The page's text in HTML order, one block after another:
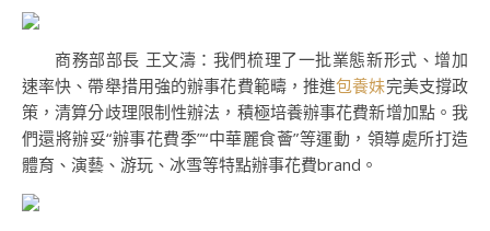
商務部部長 王文濤：我們梳理了一批業態新形式、增加
速率快、帶舉措用強的辦事花費範疇，推進包養妹完美支撐政
策，清算分歧理限制性辦法，積極培養辦事花費新增加點。我
們還將辦妥“辦事花費季”“中華麗食薈”等運動，領導處所打造
體育、演藝、游玩、冰雪等特點辦事花費brand。